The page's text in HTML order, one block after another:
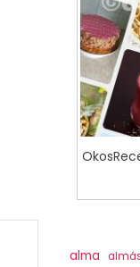
alma